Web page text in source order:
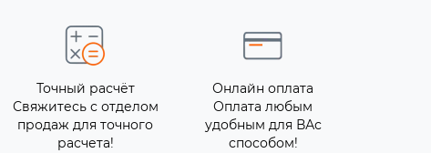
Точный расчёт
Свяжитесь с отделом
продаж для точного
расчета!
Онлайн оплата
Оплата любым
удобным для ВАс
способом!